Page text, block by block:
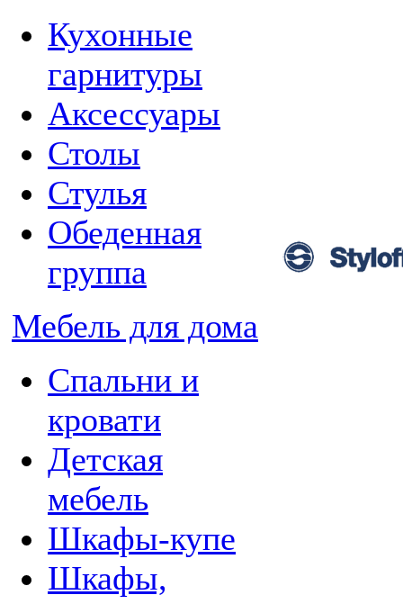
Кухонные
гарнитуры
Аксессуары
Столы
Стулья
Обеденная
группа
Мебель для дома
Спальни и
кровати
Детская
мебель
Шкафы-купе
Шкафы,